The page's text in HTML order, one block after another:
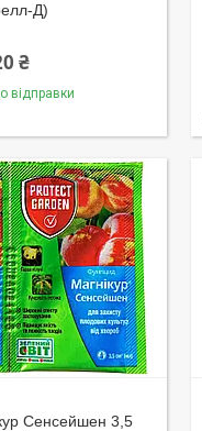
Д)
₴
відправки
Сенсейшен 3,5